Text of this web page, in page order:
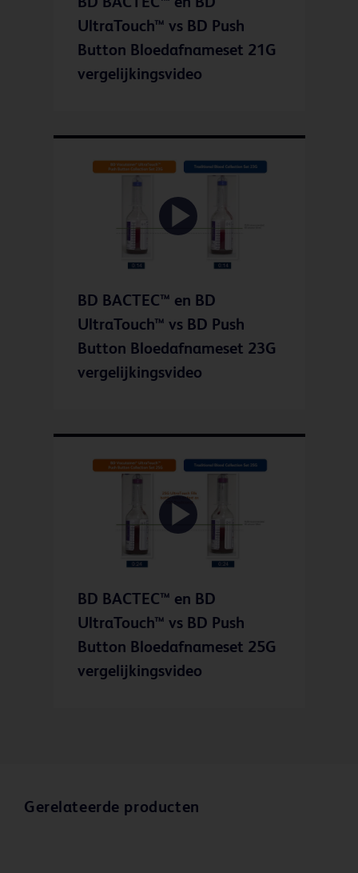
Video
BD BACTEC™ en BD
UltraTouch™ vs BD Push
Button Bloedafnameset 21G
vergelijkingsvideo
Play
Video
BD BACTEC™ en BD
UltraTouch™ vs BD Push
Button Bloedafnameset 23G
vergelijkingsvideo
Play
Video
BD BACTEC™ en BD
UltraTouch™ vs BD Push
Button Bloedafnameset 25G
vergelijkingsvideo
Gerelateerde producten